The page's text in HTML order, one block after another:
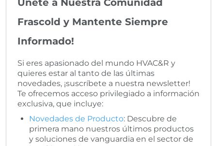
Únete a Nuestra Comunidad
Frascold y Mantente Siempre
Informado!
Si eres apasionado del mundo HVAC&R y
quieres estar al tanto de las últimas
novedades, ¡suscríbete a nuestra newsletter!
Te ofrecemos acceso privilegiado a información
exclusiva, que incluye:
Novedades de Producto: Descubre de
primera mano nuestros últimos productos
y soluciones de vanguardia en el sector de